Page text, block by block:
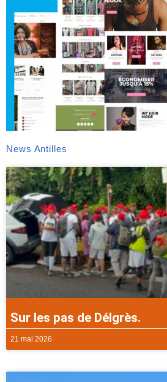
News Antilles
Sur les pas de Délgrès.
21 mai 2026